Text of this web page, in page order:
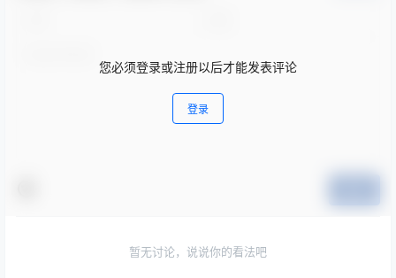
您必须登录或注册以后才能发表评论
登录
暂无讨论，说说你的看法吧